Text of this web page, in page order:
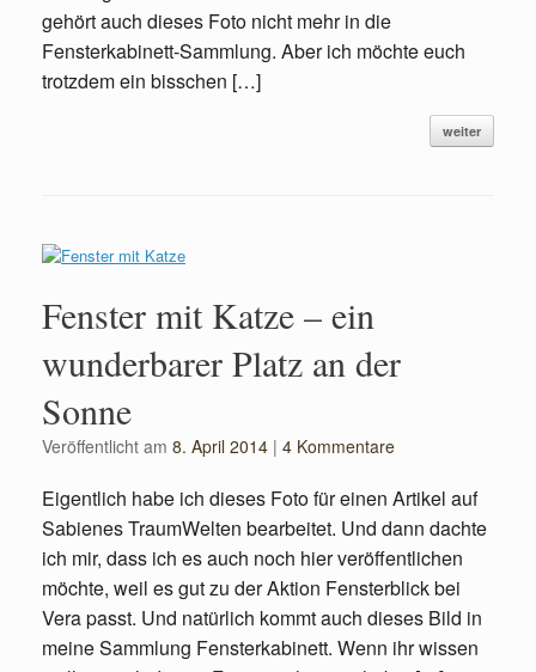
gehört auch dieses Foto nicht mehr in die
Fensterkabinett-Sammlung. Aber ich möchte euch
trotzdem ein bisschen […]
weiter
Fenster mit Katze – ein
wunderbarer Platz an der
Sonne
Veröffentlicht am 8. April 2014 | 4 Kommentare
Eigentlich habe ich dieses Foto für einen Artikel auf
Sabienes TraumWelten bearbeitet. Und dann dachte
ich mir, dass ich es auch noch hier veröffentlichen
möchte, weil es gut zu der Aktion Fensterblick bei
Vera passt. Und natürlich kommt auch dieses Bild in
meine Sammlung Fensterkabinett. Wenn ihr wissen